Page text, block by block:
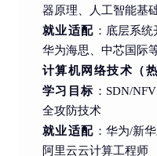
器原理、人工智能基
就业适配 ：底层系
华为海思、中芯国际
计算机网络技术（
学习目标 ：SDN/
全攻防技术
就业适配 ：华为/新
阿里云云计算工程师